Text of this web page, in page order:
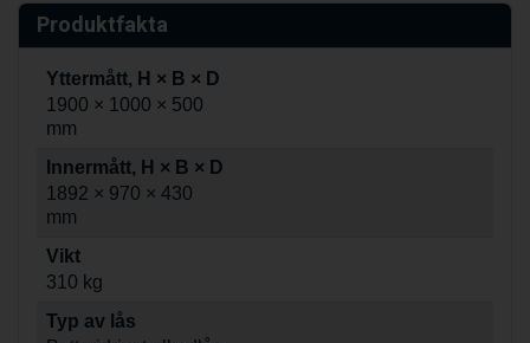
Produktfakta
Yttermått, H × B × D
1900 × 1000 × 500
mm
Innermått, H × B × D
1892 × 970 × 430
mm
Vikt
310 kg
Typ av lås